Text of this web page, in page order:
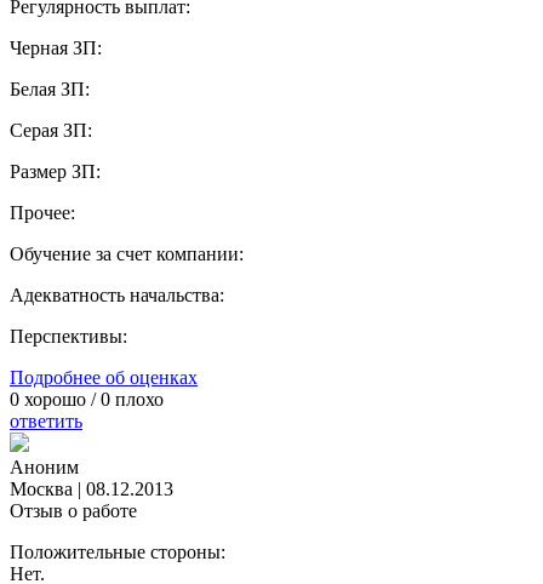
Регулярность выплат:
Черная ЗП:
Белая ЗП:
Серая ЗП:
Размер ЗП:
Прочее:
Обучение за счет компании:
Адекватность начальства:
Перспективы:
Подробнее об оценках
0 хорошо /0 плохо
ответить
Аноним
Москва | 08.12.2013
Отзыв о работе
Положительные стороны:
Нет.